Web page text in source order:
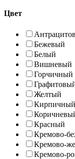
Цвет
Бежевый
Белый
Вишневый
Горчичный
Желтый
Кирпичный
Красный
Кремово-
Кремово-
Кремово-